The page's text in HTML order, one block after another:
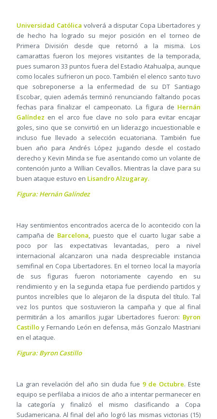
Universidad Católica volverá a disputar Copa Libertadores y
de hecho ha logrado su mejor posición en el torneo de
Primera División desde que retornó a la misma. Los
camarattas fueron los mejores visitantes de la temporada,
pues sumaron 33 puntos fuera del Estadio Atahualpa, aunque
como locales sufrieron un poco. También el elenco santo tuvo
que sobreponerse a la enfermedad de su DT Santiago
Escobar, quien además terminó renunciando faltando pocas
fechas para finalizar el campeonato. La figura de Hernán
Galíndez en el arco fue clave no solo para evitar encajar
goles, sino que se convirtió en un liderazgo incuestionable e
incluso fue llevado a selección ecuatoriana. También fue
buen año para Andrés López jugando desde el costado
derecho y Kevin Minda se fue asentando como un volante de
contención junto a Willian Cevallos. Mientras la clave para su
buen ataque estuvo en Lisandro Alzugaray.
Figura: Hernán Galíndez
Hay sentimientos encontrados acerca de lo acontecido con la
campaña de Barcelona, puesto que el cuarto lugar sabe a
poco por las expectativas levantadas, pero a nivel
internacional alcanzaron una nada despreciable instancia
semifinal en Copa Libertadores. En el torneo local la mayoría
de sus figuras fueron notoriamente cayendo en su
rendimiento y en la segunda etapa fue perdiendo partidos y
puntos increíbles que lo alejaron de la disputa del título. Tal
vez los puntos que sostuvieron la campaña y que al final
permitirán a los amarillos jugar Libertadores fueron: Byron
Castilloy Fernando León en defensa, más Gonzalo Mastriani
en el ataque.
Figura: Byron Castillo
La gran revelación del año sin duda fue 9 de Octubre. Este
equipo se perfilaba a inicios de año a intentar permanecer en
la categoría y finalizó el mismo clasificando a Copa
Sudamericana. Al final del año logró las mismas victorias (15)